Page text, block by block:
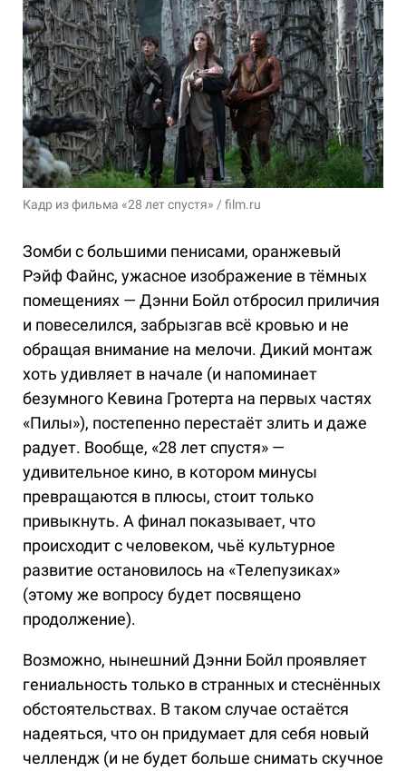
Кадр из фильма «28 лет спустя» / film.ru
Зомби с большими пенисами, оранжевый
Рэйф Файнс, ужасное изображение в тёмных
помещениях — Дэнни Бойл отбросил приличия
и повеселился, забрызгав всё кровью и не
обращая внимание на мелочи. Дикий монтаж
хоть удивляет в начале (и напоминает
безумного Кевина Гротерта на первых частях
«Пилы»), постепенно перестаёт злить и даже
радует. Вообще, «28 лет спустя» —
удивительное кино, в котором минусы
превращаются в плюсы, стоит только
привыкнуть. А финал показывает, что
происходит с человеком, чьё культурное
развитие остановилось на «Телепузиках»
(этому же вопросу будет посвящено
продолжение).
Возможно, нынешний Дэнни Бойл проявляет
гениальность только в странных и стеснённых
обстоятельствах. В таком случае остаётся
надеяться, что он придумает для себя новый
челлендж (и не будет больше снимать скучное